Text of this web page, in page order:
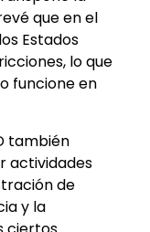
que en el
Estados
lo que
funcione en
también
actividades
de
y la